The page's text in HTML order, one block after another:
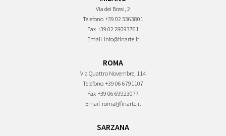
Via dei Bossi, 2
Telefono +39 02 3363801
Fax +39 02 28093761
Email info@finarte.it
ROMA
Via Quattro Novembre, 114
Telefono +39 06 6791107
Fax +39 06 69923077
Email roma@finarte.it
SARZANA